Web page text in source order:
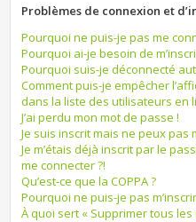
Problèmes de connexion et
Pourquoi ne puis-je pas me
Pourquoi ai-je besoin de
Pourquoi suis-je déconnecté
Comment puis-je empêcher
dans la liste des utilisateurs en
J’ai perdu mon mot de passe !
Je suis inscrit mais ne peux pas
Je m’étais déjà inscrit par le
me connecter ?!
Qu’est-ce que la COPPA ?
Pourquoi ne puis-je pas
À quoi sert « Supprimer tous